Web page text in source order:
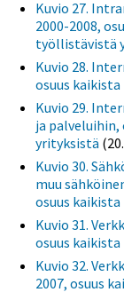
Kuvio 27.
2000-2008,
työllistävistä
Kuvio 28.
osuus
Kuvio 29.
ja
yrityksistä
Kuvio 30.
muu
osuus
Kuvio 31.
osuus
Kuvio 32.
2007, osuus